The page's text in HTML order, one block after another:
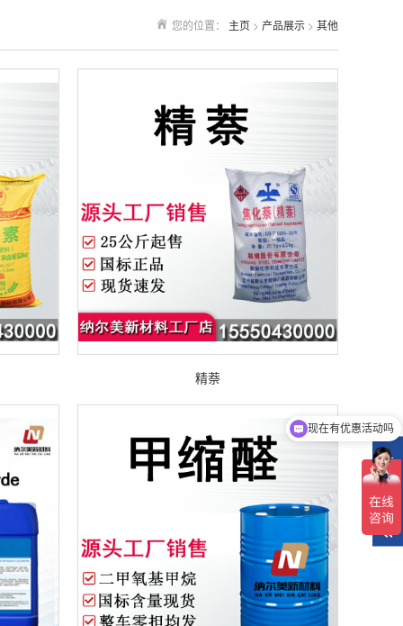
您的位置： 主页 > 产品展示 > 其他
精萘
在
线
客
服
现在有优惠活动吗